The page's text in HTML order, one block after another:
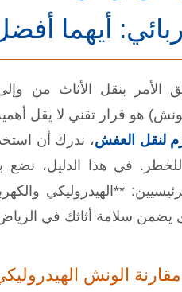
أيهما
الأمر بنقل الأثاث من
هو قرار تقني لا يقل
لنقل العفش، ندرك أن
للخطر. في هذا الدليل، نضع
**الهيدروليكي
يضمن سلامة أثاثك في
الونش